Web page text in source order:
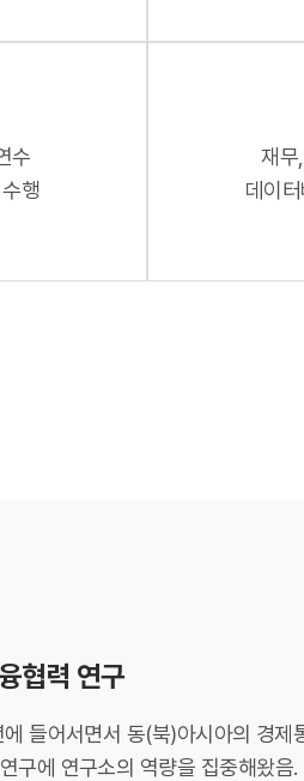
수
행
재무
데이
협력 연구
들어서면서 동(북)아시아의 경제
구에 연구소의 역량을 집중해왔음.